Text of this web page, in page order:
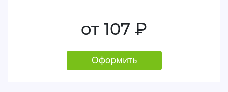
от 107 руб.
Оформить